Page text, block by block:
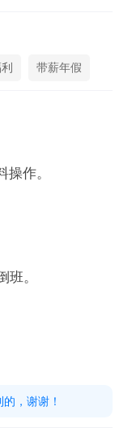
带薪年假
作。
。
8:00，单
，谢谢！